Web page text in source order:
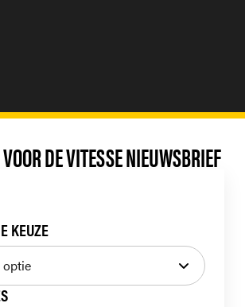
DE VITESSE NIEUWSBRIEF
KEUZE